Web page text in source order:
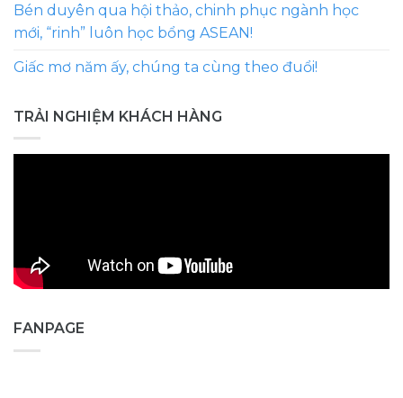
Bén duyên qua hội thảo, chinh phục ngành học
mới, “rinh” luôn học bổng ASEAN!
Giấc mơ năm ấy, chúng ta cùng theo đuổi!
TRẢI NGHIỆM KHÁCH HÀNG
FANPAGE